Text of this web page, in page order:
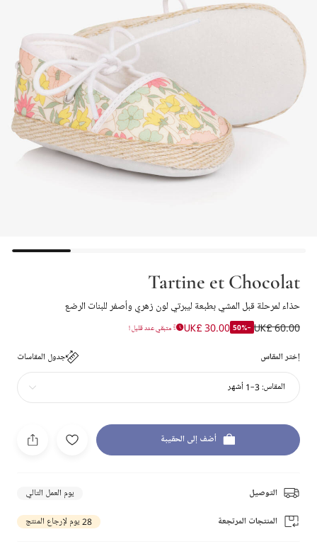
Tartine et Chocolat
حذاء لمرحلة قبل المشي بطبعة ليبرتي لون زهري وأصفر للبنات الرضع
UK£ 60.00
-50%
UK£ 30.00 متبقي عدد قليل !
إختر المقاس جدول المقاسات
المقاس:3-1 أشهر
أضف إلى الحقيبة
التوصيل يوم العمل التالي
المنتجات المرتجعة 28 يوم لإرجاع المنتج